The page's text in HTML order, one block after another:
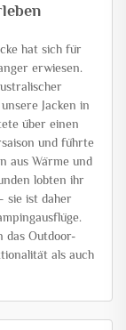
hat sich für
erwiesen.
Jacken in
über einen
und führte
aus Wärme und
lobten ihr
sie ist daher
das Outdoor-
als auch